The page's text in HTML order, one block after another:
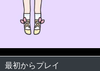
最初からプレイ